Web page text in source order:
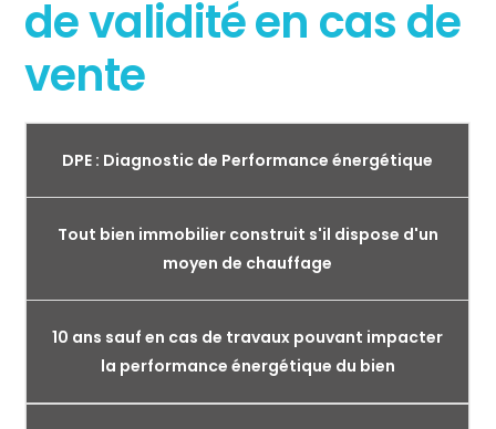
de validité en cas de
vente
DPE : Diagnostic de Performance énergétique
Tout bien immobilier construit s'il dispose d'un
moyen de chauffage
10 ans sauf en cas de travaux pouvant impacter
la performance énergétique du bien